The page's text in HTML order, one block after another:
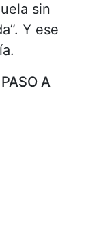
sin
Y ese
A